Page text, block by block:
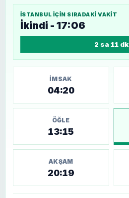
İSTANBUL IÇIN SIRADAKI VAKIT
İkindi - 17:06
2 sa 11 dk
İMSAK
04:20
ÖĞLE
13:15
AKŞAM
20:19